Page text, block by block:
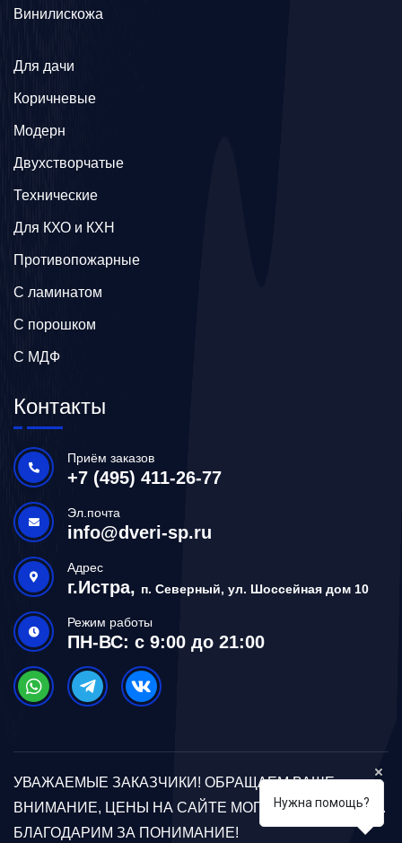
Винилискожа
Для дачи
Коричневые
Модерн
Двухстворчатые
Технические
Для КХО и КХН
Противопожарные
С ламинатом
С порошком
С МДФ
Контакты
Приём заказов
+7 (495) 411-26-77
Эл.почта
info@dveri-sp.ru
Адрес
г.Истра, п. Северный, ул. Шоссейная дом 10
Режим работы
ПН-ВС: с 9:00 до 21:00
УВАЖАЕМЫЕ ЗАКАЗЧИКИ! ОБРАЩАЕМ ВАШЕ
ВНИМАНИЕ, ЦЕНЫ НА САЙТЕ МОГУТ ОТЛИЧАТЬСЯ.
БЛАГОДАРИМ ЗА ПОНИМАНИЕ!
Нужна помощь?